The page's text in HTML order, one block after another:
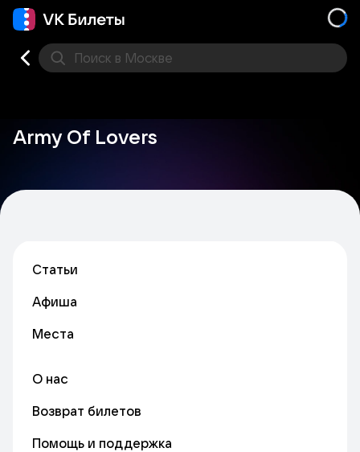
Поиск в Москве
Army Of Lovers
Статьи
Афиша
Места
О нас
Возврат билетов
Помощь и поддержка